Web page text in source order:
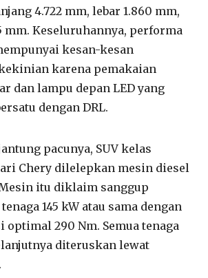
4.722 mm, lebar 1.860 mm,
mm. Keseluruhannya, performa
kesan-kesan
karena pemakaian
dan lampu depan LED yang
dengan DRL.
pacunya, SUV kelas
Chery dilelepkan mesin diesel
itu diklaim sanggup
145 kW atau sama dengan
optimal 290 Nm. Semua tenaga
diteruskan lewat